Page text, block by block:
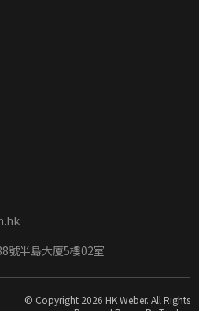
號半島大廈5樓02室
© Copyright 2026 HK Weber. All Rights